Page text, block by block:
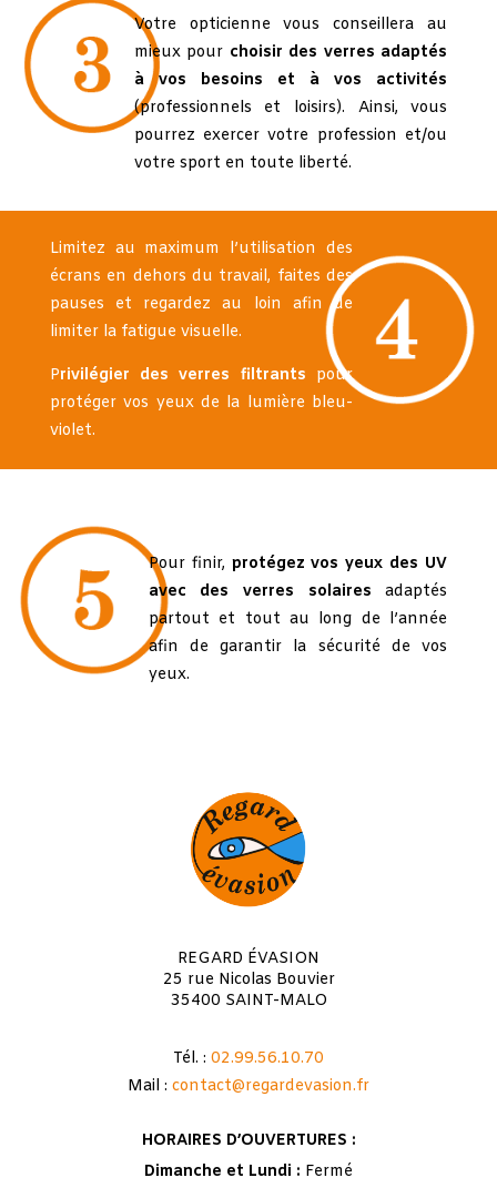
Votre opticienne vous conseillera au
mieux pour choisir des verres adaptés
à vos besoins et à vos activités
(professionnels et loisirs). Ainsi, vous
pourrez exercer votre profession et/ou
votre sport en toute liberté.
Limitez au maximum l’utilisation des
écrans en dehors du travail, faites des
pauses et regardez au loin afin de
limiter la fatigue visuelle.
Privilégier des verres filtrants pour
protéger vos yeux de la lumière bleu-
violet.
Pour finir, protégez vos yeux des UV
avec des verres solaires adaptés
partout et tout au long de l’année
afin de garantir la sécurité de vos
yeux.
REGARD ÉVASION
25 rue Nicolas Bouvier
35400 SAINT-MALO
Tél. : 02.99.56.10.70
Mail : contact@regardevasion.fr
HORAIRES D’OUVERTURES :
Dimanche et Lundi : Fermé